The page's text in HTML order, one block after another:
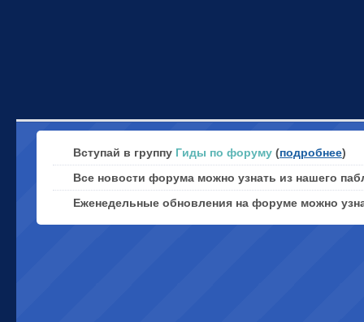
Вступай в группу Гиды по форуму (подробнее)
Все новости форума можно узнать из нашего
Еженедельные обновления на форуме можно